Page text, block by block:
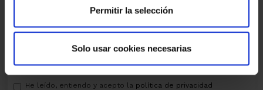
Permitir la selección
Solo usar cookies necesarias
He leído, entiendo y acepto la política de privacidad